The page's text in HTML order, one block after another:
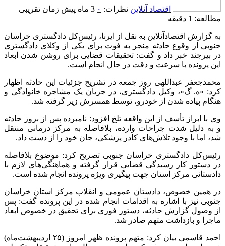
اقتصاد آنلاین نظرات: ۰ 3 ماه پیش
زمان تقریبی
مطالعه: 1 دقیقه
به گزارش اقتصادآنلاین به نقل از ایرنا، رئیس‌کل دادگستری خراسان
جنوبی از وقوع حادثه منجر به فوت برای یکی از وکلای دادگستری
در بیرجند خبر داد و گفت: تحقیقات قضایی برای روشن شدن ابعاد
این پرونده با سرعت و دقت در حال انجام است.
محمدجعفر عبداللهی روز جمعه در تشریح جزئیات این حادثه اظهار
کرد: «ه. گ»، وکیل دادگستری، در جریان یک مشاجره خانوادگی و
هنگام پیاده شدن از خودرو، توسط همسرش زیر گرفته شد.
وی با ابراز تأسف از این واقعه تلخ افزود: نامبرده پس از بروز حادثه
و به دلیل شدت جراحات وارده، بلافاصله به مرکز درمانی منتقل
شد، اما با وجود تلاش‌های کادر پزشکی، جان خود را از دست داد.
رئیس‌کل دادگستری خراسان جنوبی تصریح کرد: موضوع بلافاصله
در دستور کار رسیدگی قضایی قرار گرفته و هماهنگی‌های لازم با
دادستانی مرکز استان جهت پیگیری ویژه پرونده انجام شده است.
در همین خصوص، دادستان عمومی و انقلاب مرکز استان خراسان
جنوبی نیز با اشاره به اقدامات انجام شده در این پرونده گفت: پس
از وصول گزارش حادثه، دستور فوری برای تحقیق در خصوص ابعاد
ماجرا و بازداشت متهم صادر شد.
احمد قاسمی بیان کرد: متهم پرونده ظهر امروز (۲۵ اردیبهشت‌ماه)